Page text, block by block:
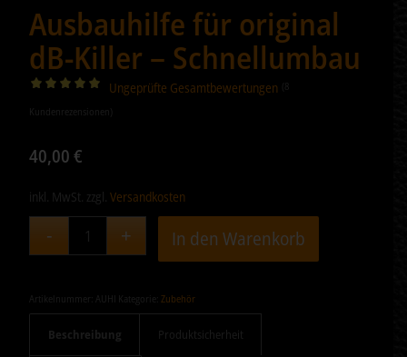
Ausbauhilfe für original
dB-Killer – Schnellumbau
von 5,
auf
Kundenbewertungen
Ungeprüfte Gesamtbewertungen
Kundenrezensionen)
40,00€
inkl. MwSt. zzgl.Versandkosten
In den Warenkorb
Artikelnummer: AUHI Kategorie:Zubehör
Beschreibung Produktsicherheit